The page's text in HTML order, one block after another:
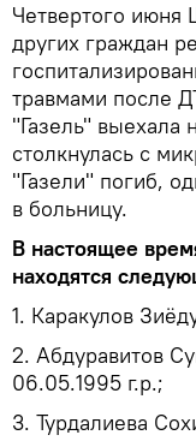
Четвертого
других граждан
травмами после
"Газель" выехала
столкнулась с
"Газели" погиб,
в больницу.
В настоящее
находятся
1. Каракулов
2. Абдуравитов
06.05.1995 г.р.;
3. Турдалиева